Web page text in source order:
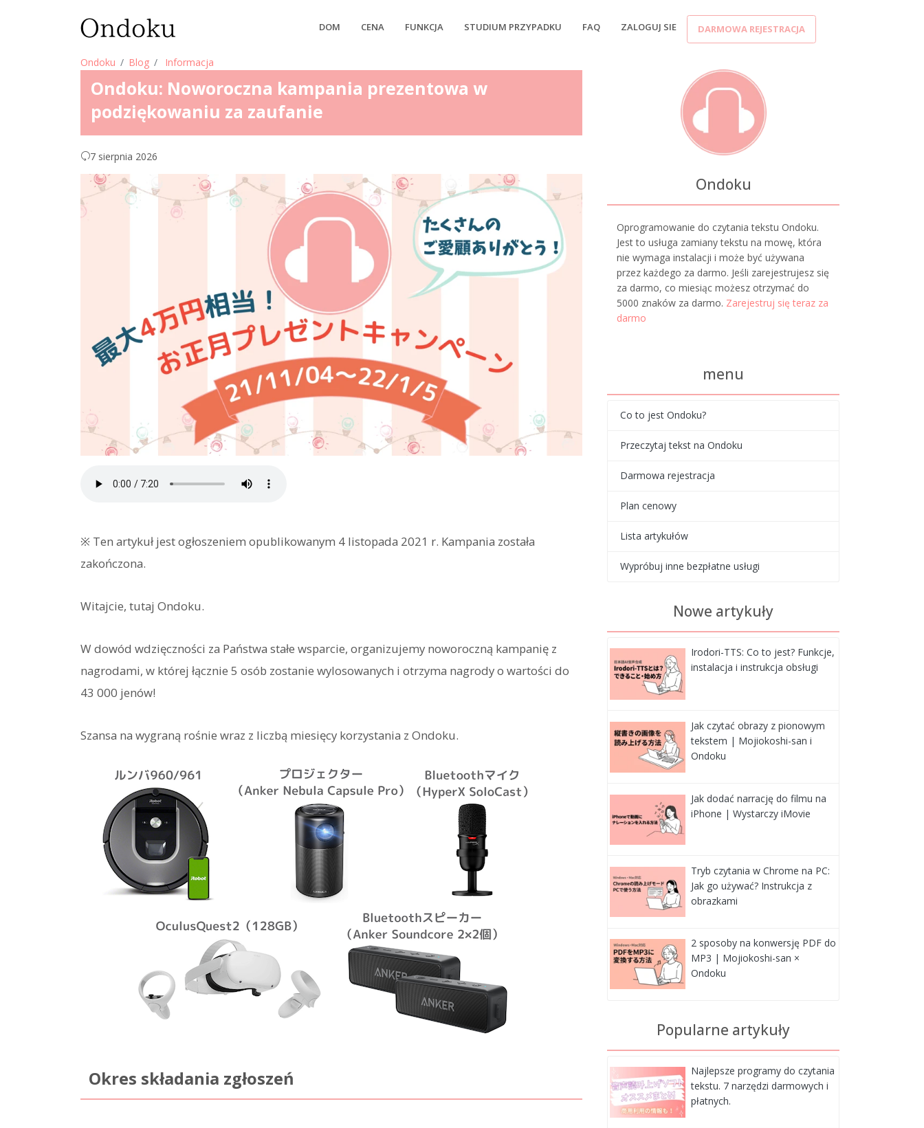
DOM CENA FUNKCJA STUDIUM PRZYPADKU FAQ ZALOGUJ SIE DARMOWA REJESTRACJA
Ondoku Blog Informacja
Ondoku: Noworoczna kampania prezentowa w
podziękowaniu za zaufanie
7 sierpnia 2026
※ Ten artykuł jest ogłoszeniem opublikowanym 4 listopada 2021 r. Kampania została
zakończona.
Witajcie, tutaj Ondoku.
W dowód wdzięczności za Państwa stałe wsparcie, organizujemy noworoczną kampanię z
nagrodami, w której łącznie 5 osób zostanie wylosowanych i otrzyma nagrody o wartości do
43 000 jenów!
Szansa na wygraną rośnie wraz z liczbą miesięcy korzystania z Ondoku.
Okres składania zgłoszeń
Ondoku
Oprogramowanie do czytania tekstu Ondoku.
Jest to usługa zamiany tekstu na mowę, która
nie wymaga instalacji i może być używana
przez każdego za darmo. Jeśli zarejestrujesz się
za darmo, co miesiąc możesz otrzymać do
5000 znaków za darmo. Zarejestruj się teraz za
darmo
menu
Co to jest Ondoku?
Przeczytaj tekst na Ondoku
Darmowa rejestracja
Plan cenowy
Lista artykułów
Wypróbuj inne bezpłatne usługi
Nowe artykuły
Irodori-TTS: Co to jest? Funkcje,
instalacja i instrukcja obsługi
Jak czytać obrazy z pionowym
tekstem | Mojiokoshi-san i
Ondoku
Jak dodać narrację do filmu na
iPhone | Wystarczy iMovie
Tryb czytania w Chrome na PC:
Jak go używać? Instrukcja z
obrazkami
2 sposoby na konwersję PDF do
MP3 | Mojiokoshi-san ×
Ondoku
Popularne artykuły
Najlepsze programy do czytania
tekstu. 7 narzędzi darmowych i
płatnych.